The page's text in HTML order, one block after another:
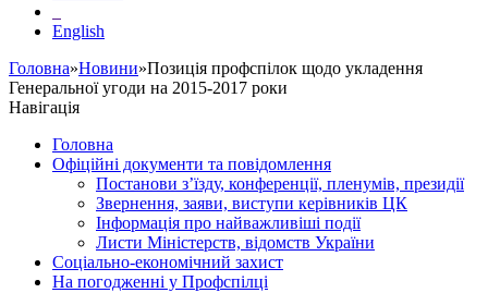
English
Головна»Новини»Позиція профспілок щодо укладення
Генеральної угоди на 2015-2017 роки
Навігація
Головна
Офіційні документи та повідомлення
Постанови з’їзду, конференції, пленумів, президії
Звернення, заяви, виступи керівників ЦК
Інформація про найважливіші події
Листи Міністерств, відомств України
Соціально-економічний захист
На погодженні у Профспілці